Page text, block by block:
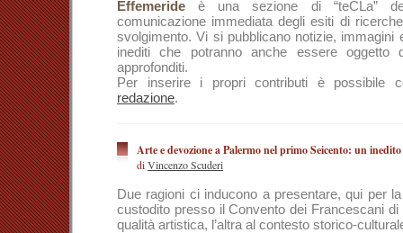
Effemeride è una sezione di “teCLa”
comunicazione immediata degli esiti di
svolgimento. Vi si pubblicano notizie, immagini
inediti che potranno anche essere oggetto
approfonditi.
Per inserire i propri contributi è possibile
redazione.
Arte e devozione a Palermo nel primo Seicento: un
diVincenzo Scuderi
Due ragioni ci inducono a presentare, qui per
custodito presso il Convento dei Francescani
qualità artistica, l’altra al contesto storico-